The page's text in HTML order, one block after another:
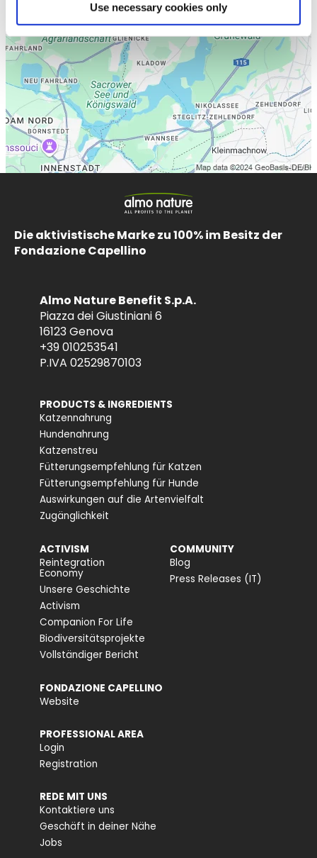
Use necessary cookies only
Die aktivistische Marke zu 100% im Besitz der
Fondazione Capellino
Almo Nature Benefit S.p.A.
Piazza dei Giustiniani 6
16123 Genova
+39 010253541
P.IVA 02529870103
PRODUCTS & INGREDIENTS
Katzennahrung
Hundenahrung
Katzenstreu
Fütterungsempfehlung für Katzen
Fütterungsempfehlung für Hunde
Auswirkungen auf die Artenvielfalt
Zugänglichkeit
ACTIVISM
Reintegration
Economy
Unsere Geschichte
Activism
Companion For Life
Biodiversitätsprojekte
Vollständiger Bericht
COMMUNITY
Blog
Press Releases (IT)
FONDAZIONE CAPELLINO
Website
PROFESSIONAL AREA
Login
Registration
REDE MIT UNS
Kontaktiere uns
Geschäft in deiner Nähe
Jobs